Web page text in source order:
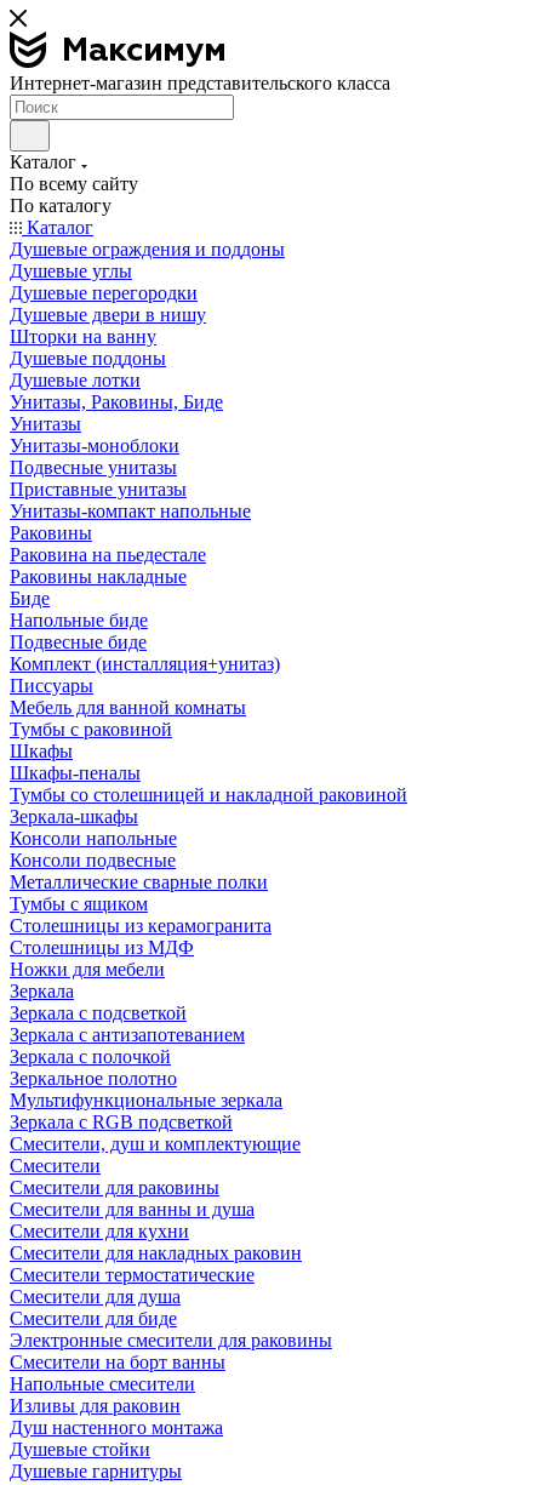
Интернет-магазин представительского класса
Каталог
По всему сайту
По каталогу
Каталог
Душевые ограждения и поддоны
Душевые углы
Душевые перегородки
Душевые двери в нишу
Шторки на ванну
Душевые поддоны
Душевые лотки
Унитазы, Раковины, Биде
Унитазы
Унитазы-моноблоки
Подвесные унитазы
Приставные унитазы
Унитазы-компакт напольные
Раковины
Раковина на пьедестале
Раковины накладные
Биде
Напольные биде
Подвесные биде
Комплект (инсталляция+унитаз)
Писсуары
Мебель для ванной комнаты
Тумбы с раковиной
Шкафы
Шкафы-пеналы
Тумбы со столешницей и накладной раковиной
Зеркала-шкафы
Консоли напольные
Консоли подвесные
Металлические сварные полки
Тумбы с ящиком
Столешницы из керамогранита
Столешницы из МДФ
Ножки для мебели
Зеркала
Зеркала с подсветкой
Зеркала с антизапотеванием
Зеркала с полочкой
Зеркальное полотно
Мультифункциональные зеркала
Зеркала c RGB подсветкой
Смесители, душ и комплектующие
Смесители
Смесители для раковины
Смесители для ванны и душа
Смесители для кухни
Смесители для накладных раковин
Смесители термостатические
Смесители для душа
Смесители для биде
Электронные смесители для раковины
Смесители на борт ванны
Напольные смесители
Изливы для раковин
Душ настенного монтажа
Душевые стойки
Душевые гарнитуры